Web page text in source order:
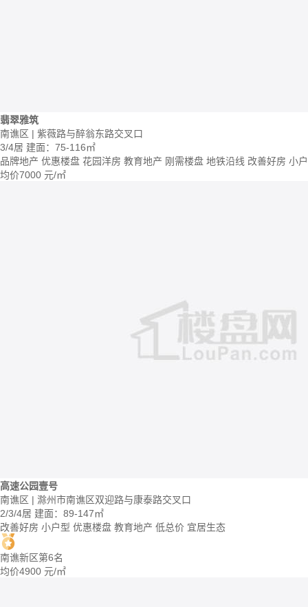
翡翠雅筑
南谯区 | 紫薇路与醉翁东路交叉口
3/4居 建面：75-116㎡
品牌地产 优惠楼盘 花园洋房 教育地产 刚需楼盘 地铁沿线 改善好房 小
均价7000 元/㎡
高速公园壹号
南谯区 | 滁州市南谯区双迎路与康泰路交叉口
2/3/4居 建面：89-147㎡
改善好房 小户型 优惠楼盘 教育地产 低总价 宜居生态
南谯新区第6名
均价4900 元/㎡